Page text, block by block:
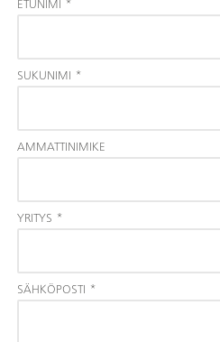
ETUNIMI *
SUKUNIMI *
AMMATTINIMIKE
YRITYS *
SÄHKÖPOSTI *